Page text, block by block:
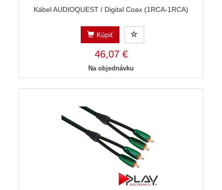
Kábel AUDIOQUEST / Digital Coax (1RCA-1RCA)
Kúpiť
46,07 €
Na objednávku